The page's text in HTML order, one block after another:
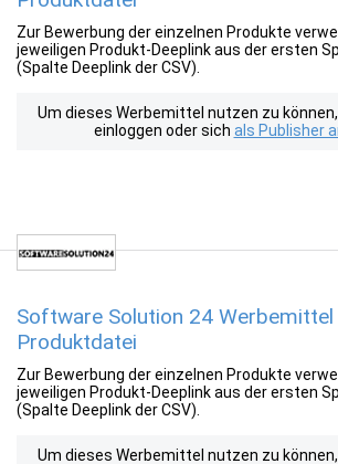
Zur Bewerbung der einzelnen Produkte
jeweiligen Produkt-Deeplink aus der ersten
(Spalte Deeplink der CSV).
Um dieses Werbemittel nutzen zu
einloggen oder sich als Publisher
Software Solution 24 Werbemittel
Produktdatei
Zur Bewerbung der einzelnen Produkte
jeweiligen Produkt-Deeplink aus der ersten
(Spalte Deeplink der CSV).
Um dieses Werbemittel nutzen zu